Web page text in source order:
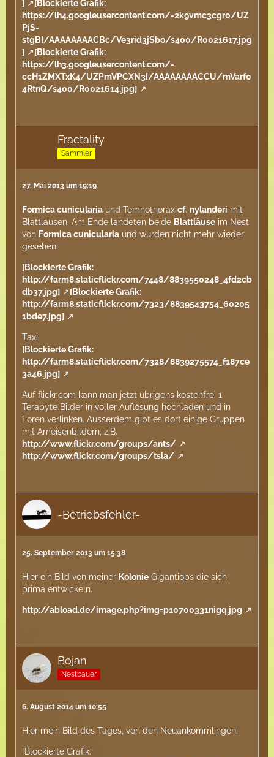
]
[Blockierte Grafik:
https://lh4.googleusercontent.com/-2k9vmc3cgr0/UZ
PjS-
stgBI/AAAAAAAACBc/Ve3rid3jSbo/s400/R0021617.jpg
]
[Blockierte Grafik:
https://lh3.googleusercontent.com/-
ccH1ZMXTxK4/UZPmVPCXN3I/AAAAAAAACCU/mVarf0
4RtnQ/s400/R0021614.jpg]
Fractality
Sammler
27. Mai 2013 um 19:19
Formica cunicularia und Temnothorax cf. nylanderi mit
Blattläusen. Am Ende landeten beide Blattläuse im Nest
von Formica cunicularia und wurden nicht mehr wieder
gesehen.
[Blockierte Grafik:
http://farm8.staticflickr.com/7448/8839550248_4fd2cb
db37.jpg]
[Blockierte Grafik:
http://farm8.staticflickr.com/7323/8839543754_60205
1bde7.jpg]
Taxi
[Blockierte Grafik:
http://farm8.staticflickr.com/7328/8839275574_f187ce
3a46.jpg]
Auf flickr.com kann man jetzt übrigens kostenfrei 1
Terabyte Bilder in voller Auflösung hochladen und in
Foren verlinken. Ausserdem gibt es dort einige Gruppen
mit Ameisenbildern, z.B.
http://www.flickr.com/groups/ants/
http://www.flickr.com/groups/tsla/
-Betriebsfehler-
25. September 2013 um 15:38
Hier ein Bild von meiner Kolonie Gigantiops die sich
prima entwickeln.
http://abload.de/image.php?img=p10700331nigq.jpg
Bojan
Nestbauer
6. August 2014 um 10:55
Hier mein Bild des Tages, von den Neuankömmlingen.
[Blockierte Grafik: